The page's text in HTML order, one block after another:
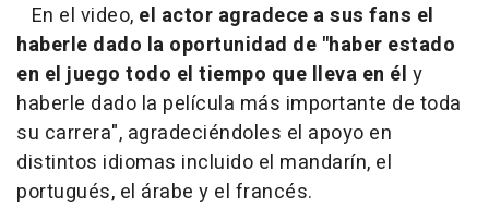
En el video, el actor agradece a sus fans el
haberle dado la oportunidad de "haber estado
en el juego todo el tiempo que lleva en él y
haberle dado la película más importante de toda
su carrera", agradeciéndoles el apoyo en
distintos idiomas incluido el mandarín, el
portugués, el árabe y el francés.